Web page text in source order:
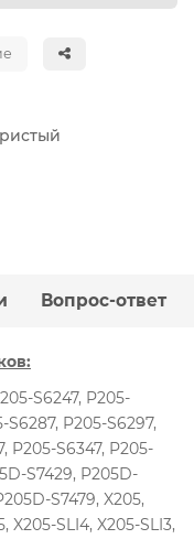
Вопрос-ответ
S6247, P205-
S6287, P205-S6297,
P205-S6347, P205-
S7429, P205D-
S7479, X205,
X205-SLI4, X205-SLI3,